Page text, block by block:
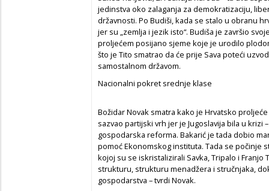
jedinstva oko zalaganja za demokratizaciju,
državnosti. Po Budiši, kada se stalo u obranu
jer su „zemlja i jezik isto“. Budiša je završio
proljećem posijano sjeme koje je urodilo
što je Tito smatrao da će prije Sava poteći
samostalnom državom.
Nacionalni pokret srednje klase
Božidar Novak smatra kako je Hrvatsko
sazvao partijski vrh jer je Jugoslavija bila u
gospodarska reforma. Bakarić je tada dobio
pomoć Ekonomskog instituta. Tada se počinje
kojoj su se iskristalizirali Savka, Tripalo i Franjo
strukturu, strukturu menadžera i stručnjaka,
gospodarstva – tvrdi Novak.